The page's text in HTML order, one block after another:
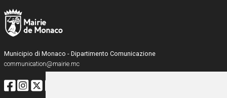
Municipio di Monaco - Dipartimento Comunicazione
communication@mairie.mc